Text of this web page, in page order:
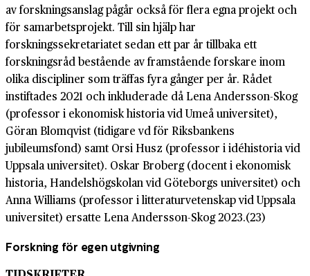
av forskningsanslag pågår också för flera egna projekt och
för samarbetsprojekt. Till sin hjälp har
forskningssekretariatet sedan ett par år tillbaka ett
forskningsråd bestående av framstående forskare inom
olika discipliner som träffas fyra gånger per år. Rådet
instiftades 2021 och inkluderade då Lena Andersson-Skog
(professor i ekonomisk historia vid Umeå universitet),
Göran Blomqvist (tidigare vd för Riksbankens
jubileumsfond) samt Orsi Husz (professor i idéhistoria vid
Uppsala universitet). Oskar Broberg (docent i ekonomisk
historia, Handelshögskolan vid Göteborgs universitet) och
Anna Williams (professor i litteraturvetenskap vid Uppsala
universitet) ersatte Lena Andersson-Skog 2023.(23)
Forskning för egen utgivning